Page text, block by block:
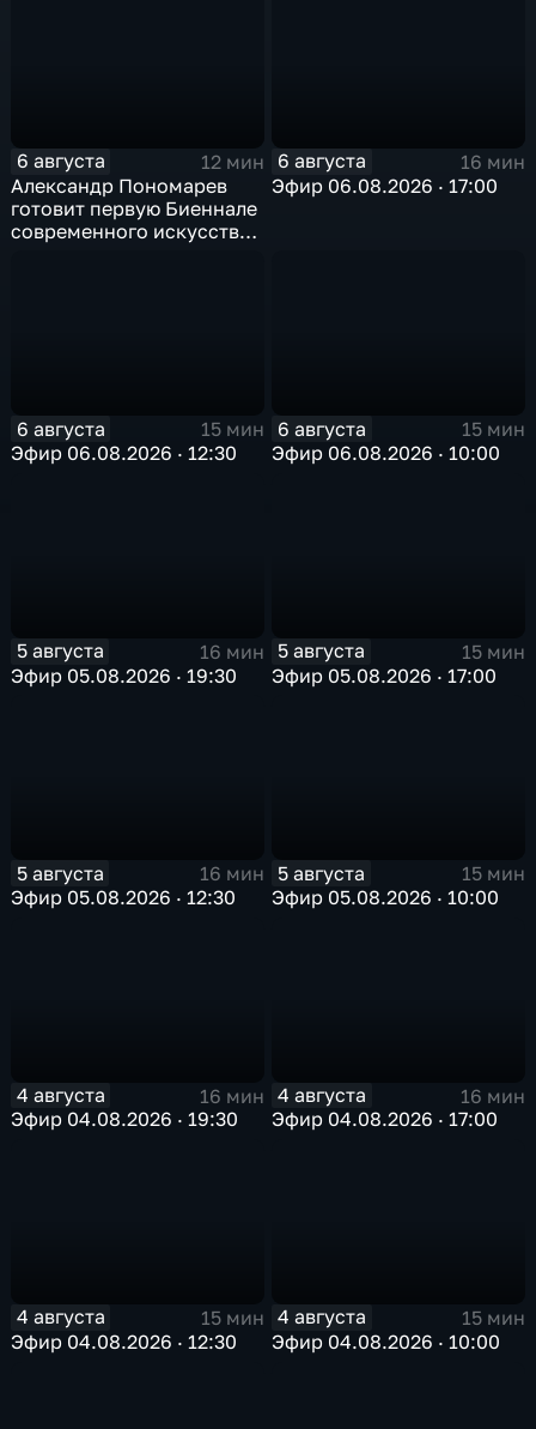
6 августа
12 мин
Александр Пономарев
готовит первую Биеннале
современного искусства
6 августа
16 мин
Эфир 06.08.2026 · 17:00
6 августа
15 мин
Эфир 06.08.2026 · 12:30
6 августа
15 мин
Эфир 06.08.2026 · 10:00
5 августа
16 мин
Эфир 05.08.2026 · 19:30
5 августа
15 мин
Эфир 05.08.2026 · 17:00
5 августа
16 мин
Эфир 05.08.2026 · 12:30
5 августа
15 мин
Эфир 05.08.2026 · 10:00
4 августа
16 мин
Эфир 04.08.2026 · 19:30
4 августа
16 мин
Эфир 04.08.2026 · 17:00
4 августа
15 мин
Эфир 04.08.2026 · 12:30
4 августа
15 мин
Эфир 04.08.2026 · 10:00